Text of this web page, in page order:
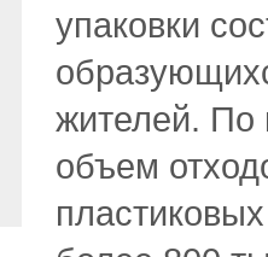
упаковки
жителей. По
объем